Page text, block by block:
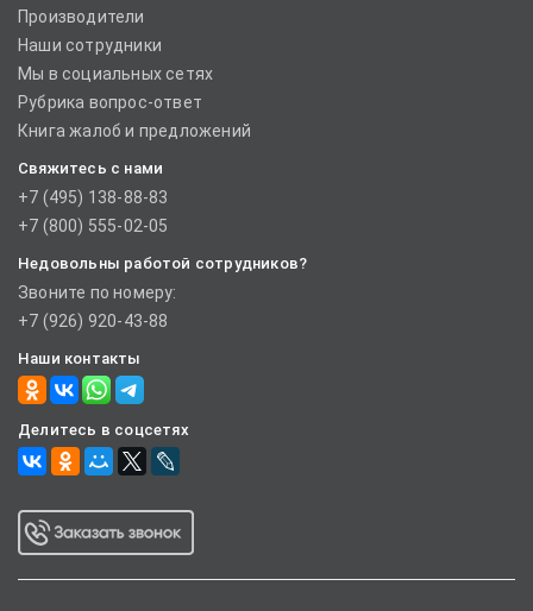
Производители
Наши сотрудники
Мы в социальных сетях
Рубрика вопрос-ответ
Книга жалоб и предложений
Свяжитесь с нами
+7 (495) 138-88-83
+7 (800) 555-02-05
Недовольны работой сотрудников?
Звоните по номеру:
+7 (926) 920-43-88
Наши контакты
Делитесь в соцсетях